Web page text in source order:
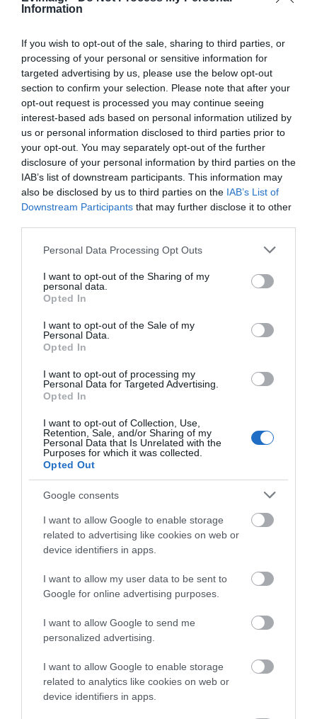
Information
If you wish to opt-out of the sale, sharing to third parties, or
processing of your personal or sensitive information for
targeted advertising by us, please use the below opt-out
section to confirm your selection. Please note that after your
opt-out request is processed you may continue seeing
interest-based ads based on personal information utilized by
us or personal information disclosed to third parties prior to
your opt-out. You may separately opt-out of the further
disclosure of your personal information by third parties on the
IAB’s list of downstream participants. This information may
also be disclosed by us to third parties on the IAB’s List of
Downstream Participants that may further disclose it to other
Please note that this website/app uses one or more Google
not limited to your visit or usage behaviour. You may click to
grant or deny consent to Google and its third-party tags to
use your data for below specified purposes in below Google
consent section.
Personal Data Processing Opt Outs
I want to opt-out of the Sharing of my
personal data.
Opted In
I want to opt-out of the Sale of my
Personal Data.
Opted In
I want to opt-out of processing my
Personal Data for Targeted Advertising.
Opted In
I want to opt-out of Collection, Use,
Retention, Sale, and/or Sharing of my
Personal Data that Is Unrelated with the
Purposes for which it was collected.
Opted Out
Google consents
I want to allow Google to enable storage
related to advertising like cookies on web or
device identifiers in apps.
I want to allow my user data to be sent to
Google for online advertising purposes.
I want to allow Google to send me
personalized advertising.
I want to allow Google to enable storage
related to analytics like cookies on web or
device identifiers in apps.
Καφές: Τα οφέλη της μέτριας
06.08.2026 | 21:00
«Ανάσα» για τους αγρότες στην
Εύβοια: Ολοκληρώθηκε μεγάλο
έργο
Ο λόγος που τηγανίζουμε ψάρια
του Σωτήρος – Πως θα κάνετε το
τέλειο μαγείρεμα
06.08.2026 | 20:20
τη ζωή ο 37χρονος που είχε
τροχαίο με αγριογούρουνο
06.08.2026 | 20:20
ο Μητσοτάκης μετά τις
Σε κλίμα συγκίνησης η
κηδεία του Γιάννη
Βαρβιτσιώτη –
Πολιτικοί και πλήθος
κόσμου στο ύστατο
χαίρε
Έκτακτο: Συνάντηση
Σπανού – Γεωργιάδη
στη Λαμία